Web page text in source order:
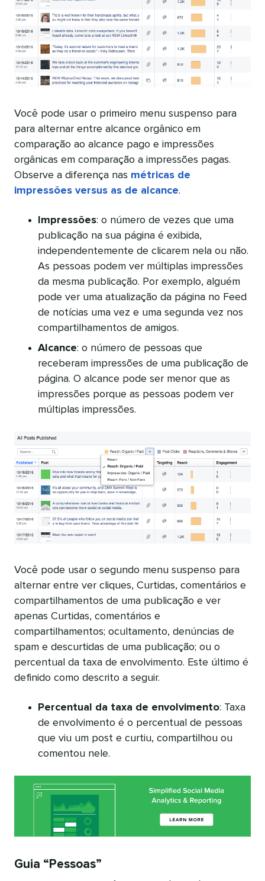
Você pode usar o primeiro menu suspenso para
para alternar entre alcance orgânico em
comparação ao alcance pago e impressões
orgânicas em comparação a impressões pagas.
Observe a diferença nas métricas de
impressões versus as de alcance.
Impressões: o número de vezes que uma
publicação na sua página é exibida,
independentemente de clicarem nela ou não.
As pessoas podem ver múltiplas impressões
da mesma publicação. Por exemplo, alguém
pode ver uma atualização da página no Feed
de notícias uma vez e uma segunda vez nos
compartilhamentos de amigos.
Alcance: o número de pessoas que
receberam impressões de uma publicação de
página. O alcance pode ser menor que as
impressões porque as pessoas podem ver
múltiplas impressões.
Você pode usar o segundo menu suspenso para
alternar entre ver cliques, Curtidas, comentários e
compartilhamentos de uma publicação e ver
apenas Curtidas, comentários e
compartilhamentos; ocultamento, denúncias de
spam e descurtidas de uma publicação; ou o
percentual da taxa de envolvimento. Este último é
definido como descrito a seguir.
Percentual da taxa de envolvimento: Taxa
de envolvimento é o percentual de pessoas
que viu um post e curtiu, compartilhou ou
comentou nele.
Guia “Pessoas”